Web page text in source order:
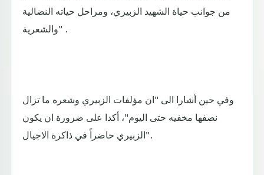
من جوانب حياة الشهيد الزبيري، ومراحل حياته النضالية
والشعرية" .
وفي حين أشارا الى "ان مؤلفات الزبيري وشعره ما تزال
نصفها مخفيه حتى اليوم"، أكدا على ضرورة ان يكون
الزبيري حاضراً في ذاكرة الاجيال".